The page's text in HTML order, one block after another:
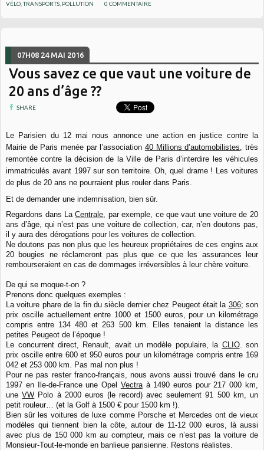
VÉLO ,TRANSPORTS POLLUTION 0 COMMENTAIRE
07H08 24 MAI 2016
Vous savez ce que vaut une voiture de
20 ans d’âge ??
SHARE
Le Parisien du 12 mai nous annonce une action en justice contre la
Mairie de Paris menée par l’association 40 Millions d’automobilistes , très
remontée contre la décision de la Ville de Paris d’interdire les véhicules
immatriculés avant 1997 sur son territoire. Oh, quel drame ! Les voitures
de plus de 20 ans ne pourraient plus rouler dans Paris.
Et de demander une indemnisation, bien sûr.
Regardons dans LaCentrale , par exemple, ce que vaut une voiture de 20
ans d’âge, qui n’est pas une voiture de collection, car, n’en doutons pas,
il y aura des dérogations pour les voitures de collection.
Ne doutons pas non plus que les heureux propriétaires de ces engins aux
20 bougies ne réclameront pas plus que ce que les assurances leur
rembourseraient en cas de dommages irréversibles à leur chère voiture.
De qui se moque-t-on ?
Prenons donc quelques exemples :
La voiture phare de la fin du siècle dernier chez Peugeot était la 306; son
prix oscille actuellement entre 1000 et 1500 euros, pour un kilométrage
compris entre 134 480 et 263 500 km. Elles tenaient la distance les
petites Peugeot de l’époque !
Le concurrent direct, Renault, avait un modèle populaire, la CLIO. son
prix oscille entre 600 et 950 euros pour un kilométrage compris entre 169
042 et 253 000 km. Pas mal non plus !
Pour ne pas rester franco-français, nous avons aussi trouvé dans le cru
1997 en Ile-de-France une Opel Vectraà 1490 euros pour 217 000 km,
uneVW Polo à 2000 euros (le record) avec seulement 91 500 km, un
petit rouleur… (et la Golf à 1500 € pour 1500 km !).
Bien sûr les voitures de luxe comme Porsche et Mercedes ont de vieux
modèles qui tiennent bien la côte, autour de 11-12 000 euros, là aussi
avec plus de 150 000 km au compteur, mais ce n’est pas la voiture de
Monsieur-Tout-le-monde en banlieue parisienne. Restons réalistes.